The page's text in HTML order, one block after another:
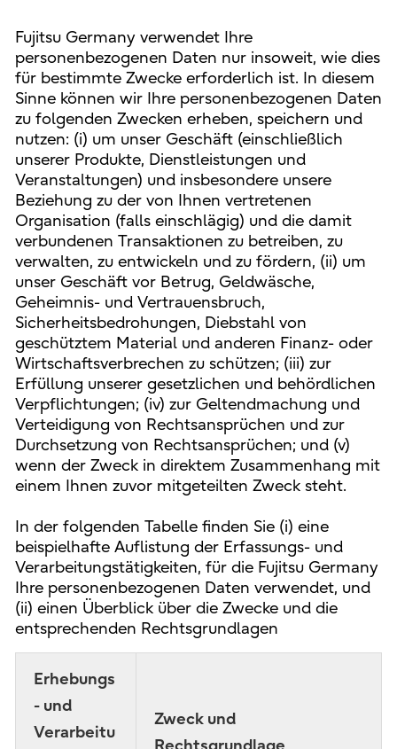
Fujitsu Germany verwendet Ihre
personenbezogenen Daten nur insoweit, wie dies
für bestimmte Zwecke erforderlich ist. In diesem
Sinne können wir Ihre personenbezogenen Daten
zu folgenden Zwecken erheben, speichern und
nutzen: (i) um unser Geschäft (einschließlich
unserer Produkte, Dienstleistungen und
Veranstaltungen) und insbesondere unsere
Beziehung zu der von Ihnen vertretenen
Organisation (falls einschlägig) und die damit
verbundenen Transaktionen zu betreiben, zu
verwalten, zu entwickeln und zu fördern, (ii) um
unser Geschäft vor Betrug, Geldwäsche,
Geheimnis- und Vertrauensbruch,
Sicherheitsbedrohungen, Diebstahl von
geschütztem Material und anderen Finanz- oder
Wirtschaftsverbrechen zu schützen; (iii) zur
Erfüllung unserer gesetzlichen und behördlichen
Verpflichtungen; (iv) zur Geltendmachung und
Verteidigung von Rechtsansprüchen und zur
Durchsetzung von Rechtsansprüchen; und (v)
wenn der Zweck in direktem Zusammenhang mit
einem Ihnen zuvor mitgeteilten Zweck steht.
In der folgenden Tabelle finden Sie (i) eine
beispielhafte Auflistung der Erfassungs- und
Verarbeitungstätigkeiten, für die Fujitsu Germany
Ihre personenbezogenen Daten verwendet, und
(ii) einen Überblick über die Zwecke und die
entsprechenden Rechtsgrundlagen
Erhebungs
- und
Verarbeitu
Zweck und